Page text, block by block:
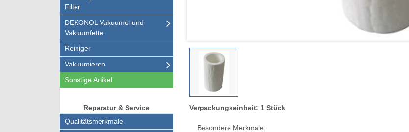
Filter
DEKONOL Vakuumöl und
Vakuumfette
Reiniger
Vakuumieren
Sonstige Artikel
Reparatur & Service
Qualitätsmerkmale
Verpackungseinheit: 1 Stück
Besondere Merkmale: